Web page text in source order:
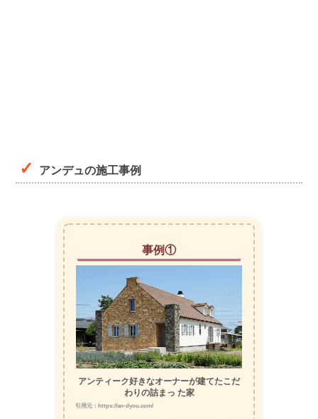
アンデュの施工事例
事例①
アンティーク好きなオーナーが建てたこだ
わりの詰まっ た家
引用元：https://an-dyou.com/